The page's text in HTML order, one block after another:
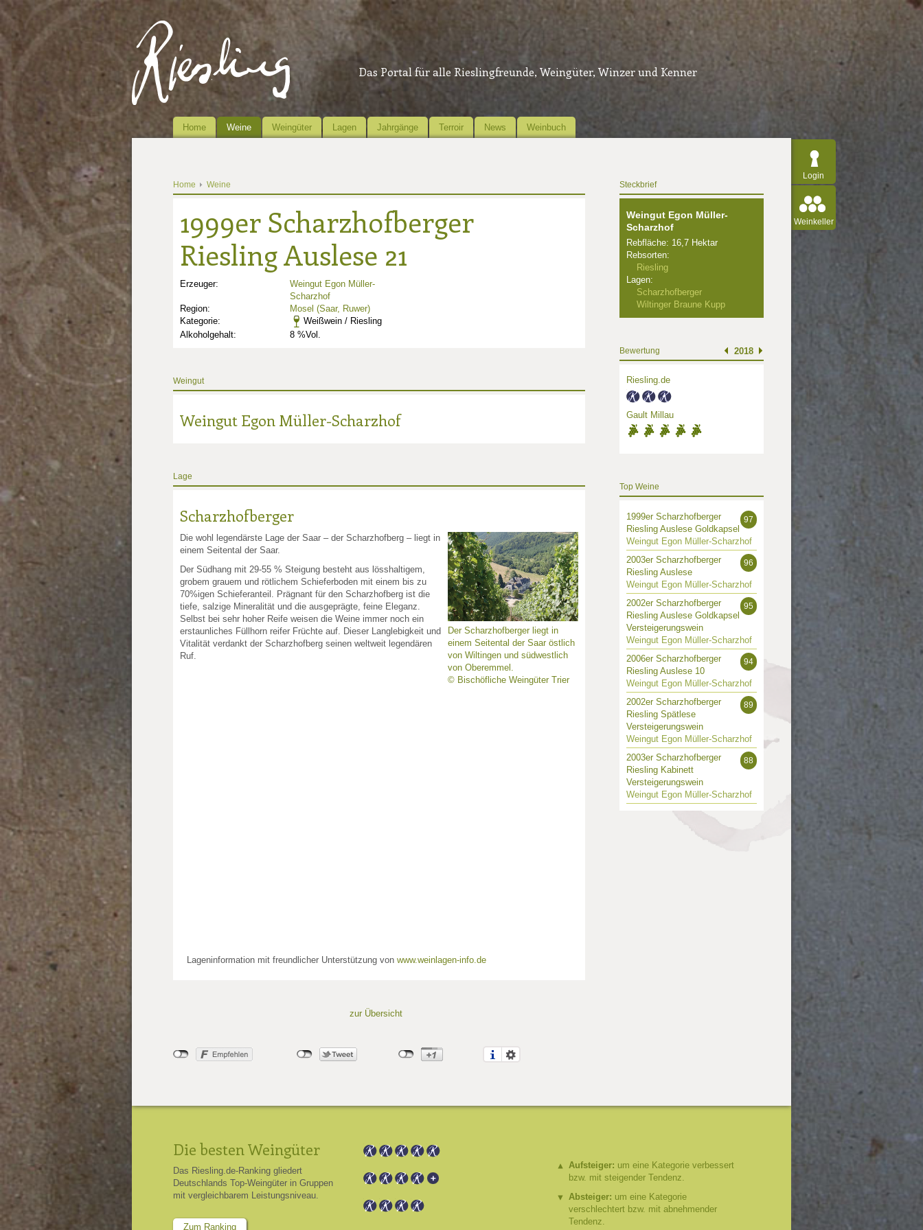
Das Portal für alle Rieslingfreunde, Weingüter, Winzer und Kenner
Home Weine Weingüter Lagen Jahrgänge Terroir News Weinbuch
Login
Weinkeller
Home Weine
1999er Scharzhofberger
Riesling Auslese 21
Erzeuger:
Weingut Egon Müller-
Scharzhof
Region:
Mosel (Saar, Ruwer)
Kategorie:
Weißwein / Riesling
Alkoholgehalt:
8 %Vol.
Weingut
Weingut Egon Müller-Scharzhof
Lage
Scharzhofberger
Der Scharzhofberger liegt in
einem Seitental der Saar östlich
von Wiltingen und südwestlich
von Oberemmel.
© Bischöfliche Weingüter Trier
Die wohl legendärste Lage der Saar – der Scharzhofberg – liegt in
einem Seitental der Saar.
Der Südhang mit 29-55 % Steigung besteht aus lösshaltigem,
grobem grauem und rötlichem Schieferboden mit einem bis zu
70%igen Schieferanteil. Prägnant für den Scharzhofberg ist die
tiefe, salzige Mineralität und die ausgeprägte, feine Eleganz.
Selbst bei sehr hoher Reife weisen die Weine immer noch ein
erstaunliches Füllhorn reifer Früchte auf. Dieser Langlebigkeit und
Vitalität verdankt der Scharzhofberg seinen weltweit legendären
Ruf.
Lageninformation mit freundlicher Unterstützung von www.weinlagen-info.de
zur Übersicht
Steckbrief
Weingut Egon Müller-
Scharzhof
Rebfläche: 16,7 Hektar
Rebsorten:
Riesling
Lagen:
Scharzhofberger
Wiltinger Braune Kupp
Bewertung 2018
Riesling.de
Gault Millau
Punkte: 5
Punkte: 5
Millau Punkte: 5
Gault-Millau Punkte: 5
Top Weine
97
1999er Scharzhofberger
Riesling Auslese Goldkapsel
Weingut Egon Müller-Scharzhof
96
2003er Scharzhofberger
Riesling Auslese
Weingut Egon Müller-Scharzhof
95
2002er Scharzhofberger
Riesling Auslese Goldkapsel
Versteigerungswein
Weingut Egon Müller-Scharzhof
94
2006er Scharzhofberger
Riesling Auslese 10
Weingut Egon Müller-Scharzhof
89
2002er Scharzhofberger
Riesling Spätlese
Versteigerungswein
Weingut Egon Müller-Scharzhof
88
2003er Scharzhofberger
Riesling Kabinett
Versteigerungswein
Weingut Egon Müller-Scharzhof
Die besten Weingüter
Das Riesling.de-Ranking gliedert
Deutschlands Top-Weingüter in Gruppen
mit vergleichbarem Leistungsniveau.
Zum Ranking
Aufsteiger: um eine Kategorie verbessert
bzw. mit steigender Tendenz.
Absteiger: um eine Kategorie
verschlechtert bzw. mit abnehmender
Tendenz.